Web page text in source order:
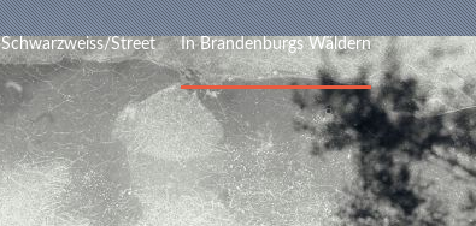
Schwarzweiss/Street In Brandenburgs Wäldern